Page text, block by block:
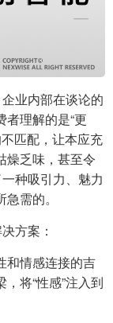
业内部在谈论的
理解的是“更
不匹配，让本应充
燥乏味，甚至令
种吸引力、魅力
需的。
方案：
和情感连接的吉
将“性感”注入到